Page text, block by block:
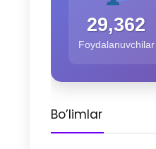
29,362
Foydalanuvchilar
Bo’limlar